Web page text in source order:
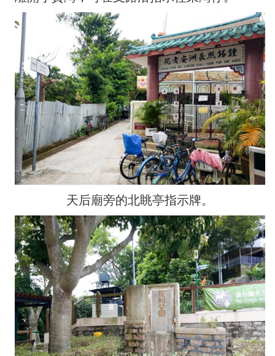
天后廟旁的北眺亭指示牌。